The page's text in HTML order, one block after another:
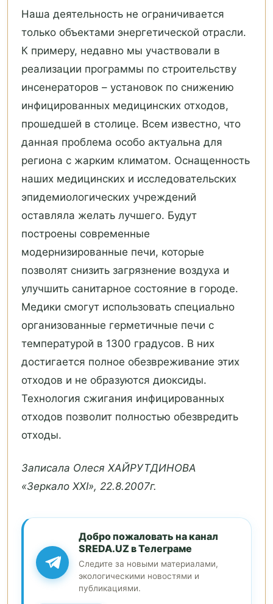
Наша деятельность не ограничивается
только объектами энергетической отрасли.
К примеру, недавно мы участвовали в
реализации программы по строительству
инсенераторов – установок по снижению
инфицированных медицинских отходов,
прошедшей в столице. Всем известно, что
данная проблема особо актуальна для
региона с жарким климатом. Оснащенность
наших медицинских и исследовательских
эпидемиологических учреждений
оставляла желать лучшего. Будут
построены современные
модернизированные печи, которые
позволят снизить загрязнение воздуха и
улучшить санитарное состояние в городе.
Медики смогут использовать специально
организованные герметичные печи с
температурой в 1300 градусов. В них
достигается полное обезвреживание этих
отходов и не образуются диоксиды.
Технология сжигания инфицированных
отходов позволит полностью обезвредить
отходы.
Записала Олеся ХАЙРУТДИНОВА
«Зеркало XXI», 22.8.2007г.
Добро пожаловать на канал
SREDA.UZ в Телеграме
Следите за новыми материалами,
экологическими новостями и
публикациями.